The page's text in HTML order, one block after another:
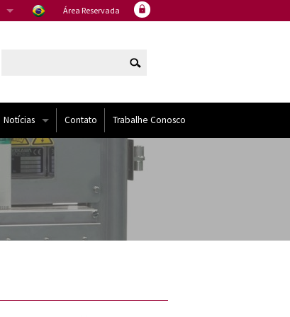
Área Reservada
Notícias
Artigos
Noticias
Contato Trabalhe Conosco